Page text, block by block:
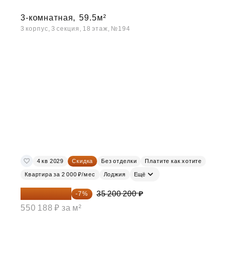
3-комнатная, 59.5м²
3 корпус, 3 секция, 18 этаж, №194
4 кв 2029 Скидка Без отделки Платите как хотите
Квартира за 2 000 ₽/мес Лоджия Ещё
32 736 186 ₽ -7%
35 200 200 ₽
550 188 ₽ за м²